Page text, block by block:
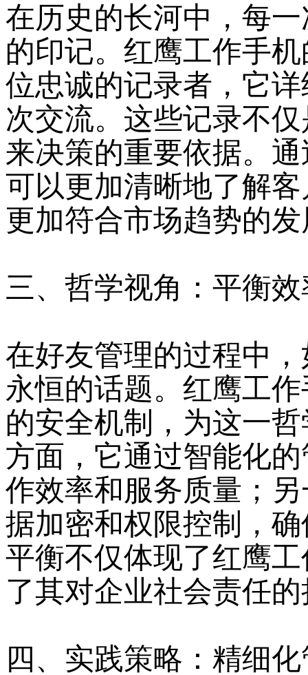
在历史的长河中，每
的印记。红鹰工作手
位忠诚的记录者，它
次交流。这些记录不
来决策的重要依据。
可以更加清晰地了解
更加符合市场趋势的
三、哲学视角：平衡
在好友管理的过程中
永恒的话题。红鹰工
的安全机制，为这一
方面，它通过智能化
作效率和服务质量；
据加密和权限控制，
平衡不仅体现了红鹰
了其对企业社会责任
四、实践策略：精细